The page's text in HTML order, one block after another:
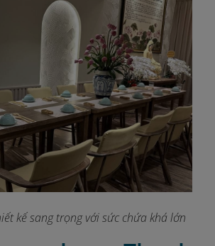
kế sang trọng với sức chứa khá lớn